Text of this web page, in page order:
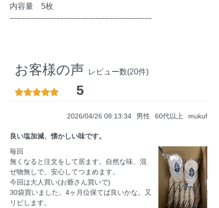
内容量 5枚
----------------------------------------------------------
お客様の声 レビュー数(20件)
5
mukuf
60代以上
男性
2026/04/26 08:13:34
良い塩加減、懐かしい味です。
毎回
無くなると注文をして居ます。自然な味、混
ぜ物無しで、安心してつまめます。
今回は大人買い(お爺さん買いで)
30袋買いました。4ヶ月位保てば良いかな。又
リピします。